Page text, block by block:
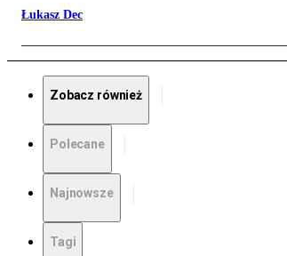
Łukasz Dec
Zobacz również
Polecane
Najnowsze
Tagi